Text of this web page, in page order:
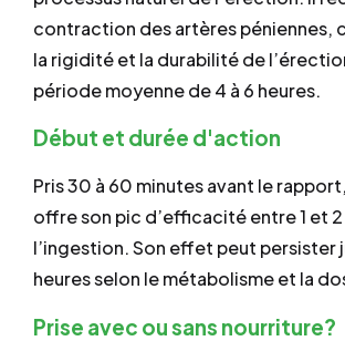
contraction des artères péniennes,
la rigidité et la durabilité de
période moyenne de 4 à 6 heures.
Début et durée d'action
Pris 30 à 60 minutes avant le
offre son pic d’efficacité entre 1 et
l’ingestion. Son effet peut persister
heures selon le métabolisme et la
Prise avec ou sans nourriture?